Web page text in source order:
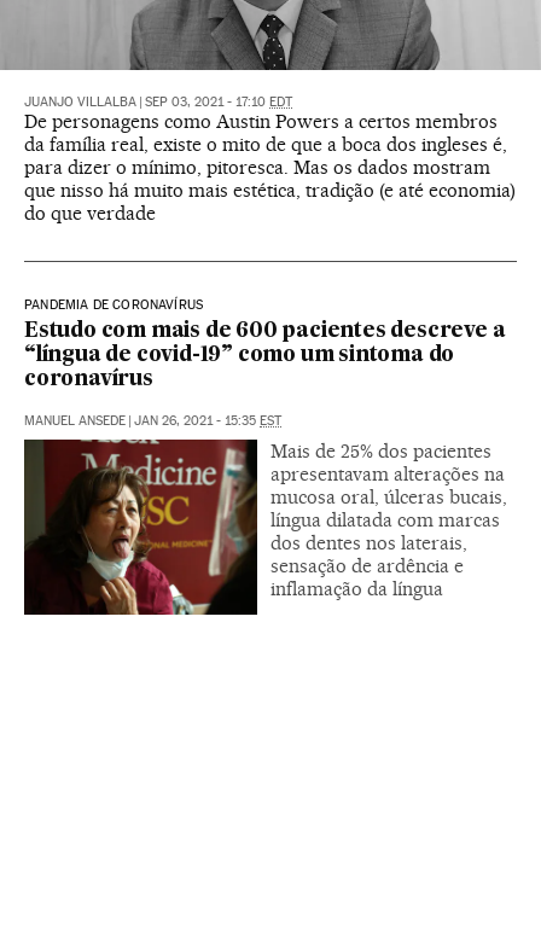
JUANJO VILLALBA SEP 03, 2021 - 17:10 EDT
De personagens como Austin Powers a certos membros
da família real, existe o mito de que a boca dos ingleses é,
para dizer o mínimo, pitoresca. Mas os dados mostram
que nisso há muito mais estética, tradição (e até economia)
do que verdade
PANDEMIA DE CORONAVÍRUS
Estudo com mais de 600 pacientes descreve a
“língua de covid-19” como um sintoma do
coronavírus
MANUEL ANSEDE JAN 26, 2021 - 15:35 EST
Mais de 25% dos pacientes
apresentavam alterações na
mucosa oral, úlceras bucais,
língua dilatada com marcas
dos dentes nos laterais,
sensação de ardência e
inflamação da língua